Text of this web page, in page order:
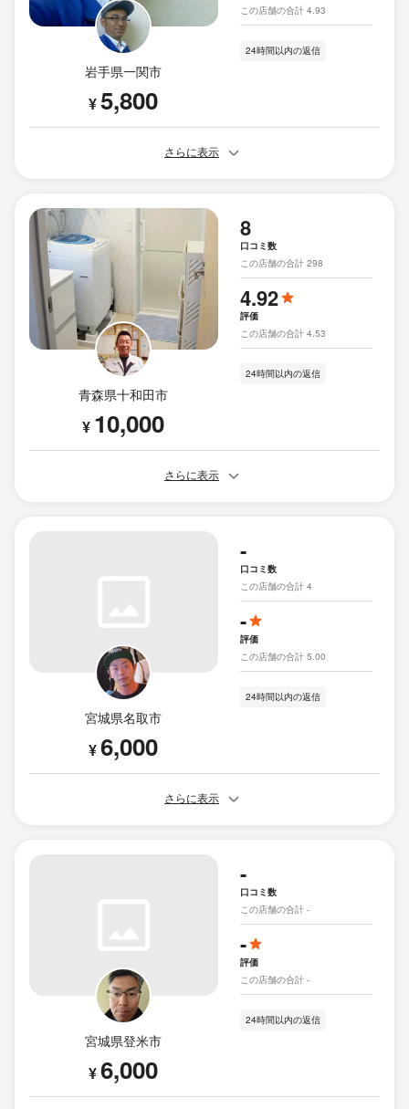
岩手県一関市
¥5,800
この店舗の合計 4.93
24時間以内の返信
さらに表示
青森県十和田市
¥ 10,000
8
口コミ数
この店舗の合計 298
4.92
評価
この店舗の合計 4.53
24時間以内の返信
さらに表示
宮城県名取市
¥6,000
-
口コミ数
この店舗の合計 4
-
評価
この店舗の合計 5.00
24時間以内の返信
さらに表示
宮城県登米市
¥6,000
-
口コミ数
この店舗の合計 -
-
評価
この店舗の合計 -
24時間以内の返信